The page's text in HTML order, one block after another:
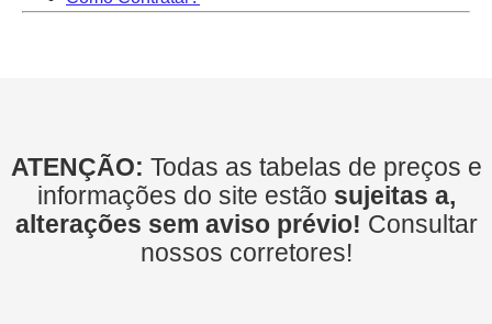
ATENÇÃO: Todas as tabelas de preços e
informações do site estão sujeitas a,
alterações sem aviso prévio! Consultar
nossos corretores!